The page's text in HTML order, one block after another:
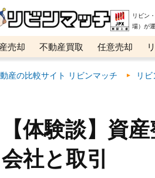
リビン
場）が
売却 不動産買取 任意売却
宅展示場
ベスト不動産カンパニー
産の比較サイト リビンマッチ リ
【体験談】資
会社と取引